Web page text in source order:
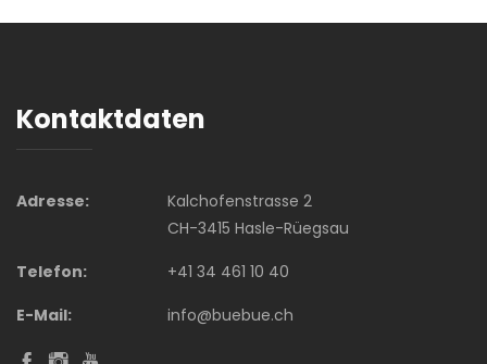
Kontaktdaten
Adresse:
Kalchofenstrasse 2
CH-3415 Hasle-Rüegsau
Telefon:
+41 34 461 10 40
E-Mail:
info@buebue.ch